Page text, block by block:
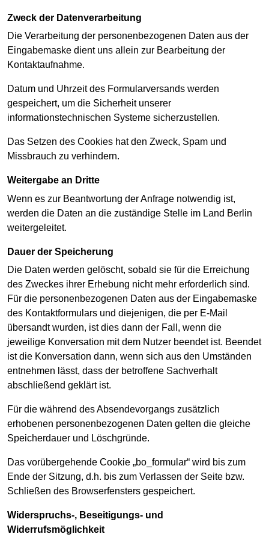
Zweck der Datenverarbeitung
Die Verarbeitung der personenbezogenen Daten aus der
Eingabemaske dient uns allein zur Bearbeitung der
Kontaktaufnahme.
Datum und Uhrzeit des Formularversands werden
gespeichert, um die Sicherheit unserer
informationstechnischen Systeme sicherzustellen.
Das Setzen des Cookies hat den Zweck, Spam und
Missbrauch zu verhindern.
Weitergabe an Dritte
Wenn es zur Beantwortung der Anfrage notwendig ist,
werden die Daten an die zuständige Stelle im Land Berlin
weitergeleitet.
Dauer der Speicherung
Die Daten werden gelöscht, sobald sie für die Erreichung
des Zweckes ihrer Erhebung nicht mehr erforderlich sind.
Für die personenbezogenen Daten aus der Eingabemaske
des Kontaktformulars und diejenigen, die per E-Mail
übersandt wurden, ist dies dann der Fall, wenn die
jeweilige Konversation mit dem Nutzer beendet ist. Beendet
ist die Konversation dann, wenn sich aus den Umständen
entnehmen lässt, dass der betroffene Sachverhalt
abschließend geklärt ist.
Für die während des Absendevorgangs zusätzlich
erhobenen personenbezogenen Daten gelten die gleiche
Speicherdauer und Löschgründe.
Das vorübergehende Cookie „bo_formular“ wird bis zum
Ende der Sitzung, d.h. bis zum Verlassen der Seite bzw.
Schließen des Browserfensters gespeichert.
Widerspruchs-, Beseitigungs- und
Widerrufsmöglichkeit